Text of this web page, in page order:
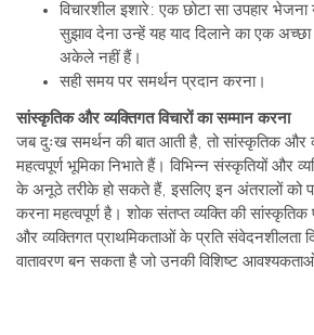
विचारशील इशारे: एक छोटा सा उपहार भेजना
सुझाव देना उन्हें यह याद दिलाने का एक अच्छा
अकेले नहीं हैं।
सही समय पर समर्थन प्रदान करना।
सांस्कृतिक और व्यक्तिगत विचारों का सम्मान करना
जब दुःख समर्थन की बात आती है, तो सांस्कृतिक और
महत्वपूर्ण भूमिका निभाते हैं। विभिन्न संस्कृतियों और
के अनूठे तरीके हो सकते हैं, इसलिए इन अंतरालों को
करना महत्वपूर्ण है। शोक संतप्त व्यक्ति की सांस्कृतिक
और व्यक्तिगत प्राथमिकताओं के प्रति संवेदनशीलता
वातावरण बन सकता है जो उनकी विशिष्ट